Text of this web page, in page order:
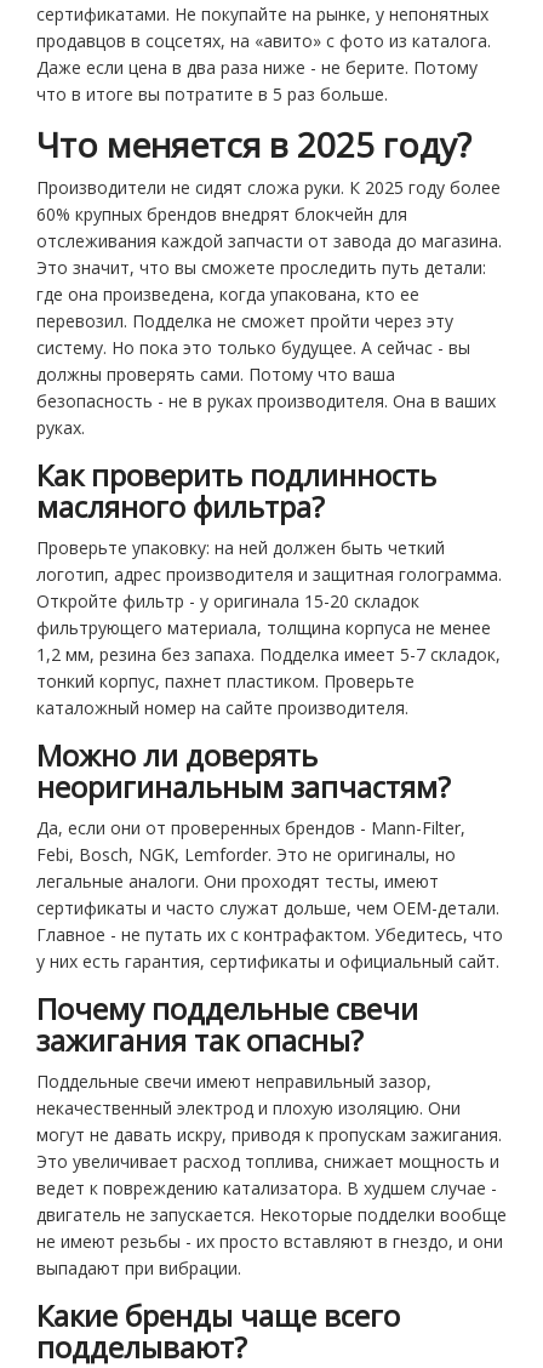
сертификатами. Не покупайте на рынке, у непонятных
продавцов в соцсетях, на «авито» с фото из каталога.
Даже если цена в два раза ниже - не берите. Потому
что в итоге вы потратите в 5 раз больше.
Что меняется в 2025 году?
Производители не сидят сложа руки. К 2025 году более
60% крупных брендов внедрят блокчейн для
отслеживания каждой запчасти от завода до магазина.
Это значит, что вы сможете проследить путь детали:
где она произведена, когда упакована, кто ее
перевозил. Подделка не сможет пройти через эту
систему. Но пока это только будущее. А сейчас - вы
должны проверять сами. Потому что ваша
безопасность - не в руках производителя. Она в ваших
руках.
Как проверить подлинность
масляного фильтра?
Проверьте упаковку: на ней должен быть четкий
логотип, адрес производителя и защитная голограмма.
Откройте фильтр - у оригинала 15-20 складок
фильтрующего материала, толщина корпуса не менее
1,2 мм, резина без запаха. Подделка имеет 5-7 складок,
тонкий корпус, пахнет пластиком. Проверьте
каталожный номер на сайте производителя.
Можно ли доверять
неоригинальным запчастям?
Да, если они от проверенных брендов - Mann-Filter,
Febi, Bosch, NGK, Lemforder. Это не оригиналы, но
легальные аналоги. Они проходят тесты, имеют
сертификаты и часто служат дольше, чем OEM-детали.
Главное - не путать их с контрафактом. Убедитесь, что
у них есть гарантия, сертификаты и официальный сайт.
Почему поддельные свечи
зажигания так опасны?
Поддельные свечи имеют неправильный зазор,
некачественный электрод и плохую изоляцию. Они
могут не давать искру, приводя к пропускам зажигания.
Это увеличивает расход топлива, снижает мощность и
ведет к повреждению катализатора. В худшем случае -
двигатель не запускается. Некоторые подделки вообще
не имеют резьбы - их просто вставляют в гнездо, и они
выпадают при вибрации.
Какие бренды чаще всего
подделывают?